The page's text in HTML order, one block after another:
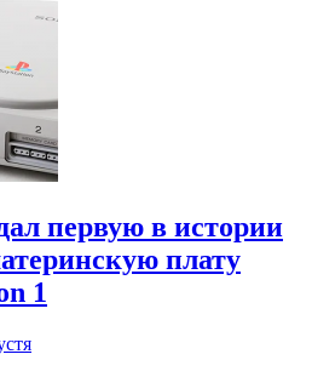
первую в истории
плату
1